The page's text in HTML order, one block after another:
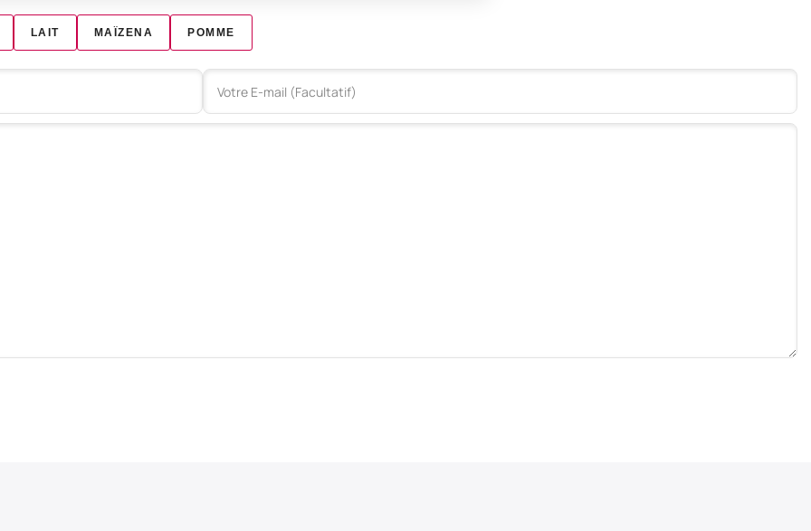
LAIT MAÏZENA POMME